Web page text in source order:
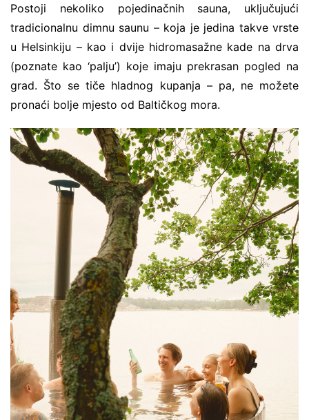
Postoji nekoliko pojedinačnih sauna, uključujući
tradicionalnu dimnu saunu – koja je jedina takve vrste
u Helsinkiju – kao i dvije hidromasažne kade na drva
(poznate kao ‘palju’) koje imaju prekrasan pogled na
grad. Što se tiče hladnog kupanja – pa, ne možete
pronaći bolje mjesto od Baltičkog mora.